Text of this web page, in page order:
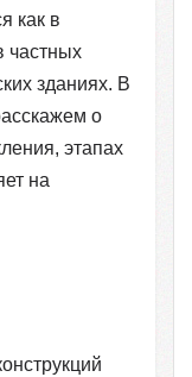
как в
частных
зданиях. В
о
этапах
на